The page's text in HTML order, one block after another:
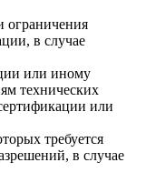
ограничения
в случае
или иному
технических
или
требуется
в случае